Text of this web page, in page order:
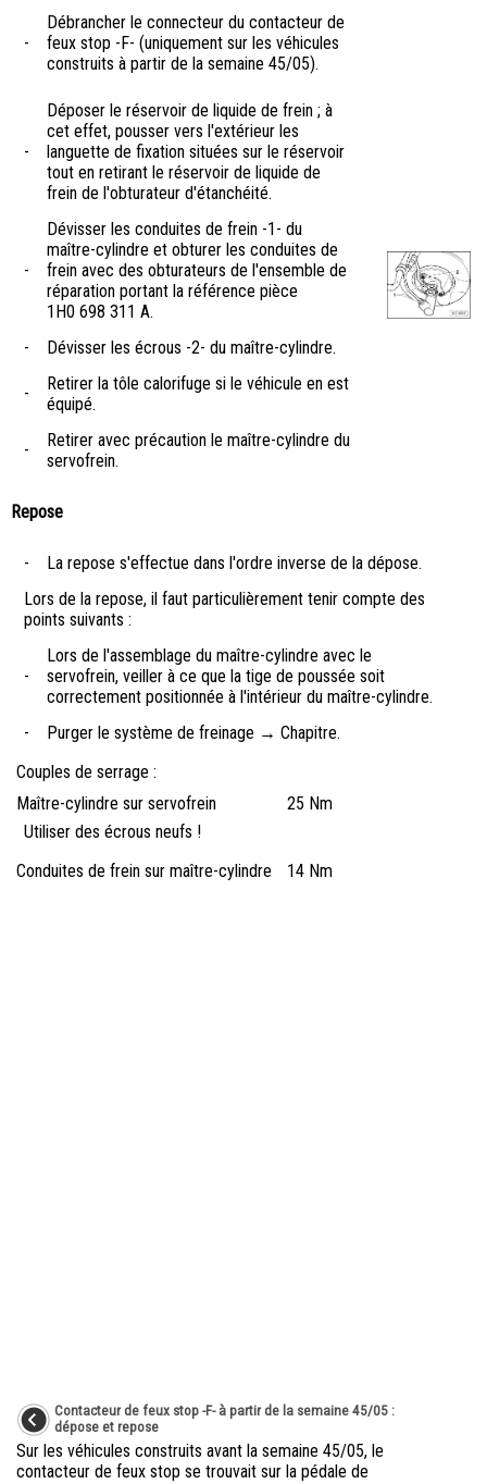
-
Débrancher le connecteur du contacteur de
feux stop -F- (uniquement sur les véhicules
construits à partir de la semaine 45/05).
-
Déposer le réservoir de liquide de frein ; à
cet effet, pousser vers l'extérieur les
languette de fixation situées sur le réservoir
tout en retirant le réservoir de liquide de
frein de l'obturateur d'étanchéité.
-
Dévisser les conduites de frein -1- du
maître-cylindre et obturer les conduites de
frein avec des obturateurs de l'ensemble de
réparation portant la référence pièce
1H0 698 311 A.
-
Dévisser les écrous -2- du maître-cylindre.
-
Retirer la tôle calorifuge si le véhicule en est
équipé.
-
Retirer avec précaution le maître-cylindre du
servofrein.
Repose
-
La repose s'effectue dans l'ordre inverse de la dépose.
Lors de la repose, il faut particulièrement tenir compte des
points suivants :
-
Lors de l'assemblage du maître-cylindre avec le
servofrein, veiller à ce que la tige de poussée soit
correctement positionnée à l'intérieur du maître-cylindre.
-
Purger le système de freinage → Chapitre.
Couples de serrage :
Maître-cylindre sur servofrein
Utiliser des écrous neufs !
25 Nm
Conduites de frein sur maître-cylindre 14 Nm
Contacteur de feux stop -F- à partir de la semaine 45/05 :
dépose et repose
Sur les véhicules construits avant la semaine 45/05, le
contacteur de feux stop se trouvait sur la pédale de